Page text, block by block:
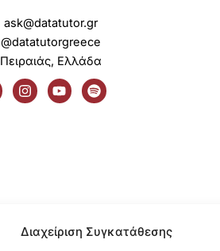
Διαχείριση Συγκατάθεσης
ask@datatutor.gr
@datatutorgreece
Πειραιάς, Ελλάδα
I
n
s
Y
o
u
S
p
o